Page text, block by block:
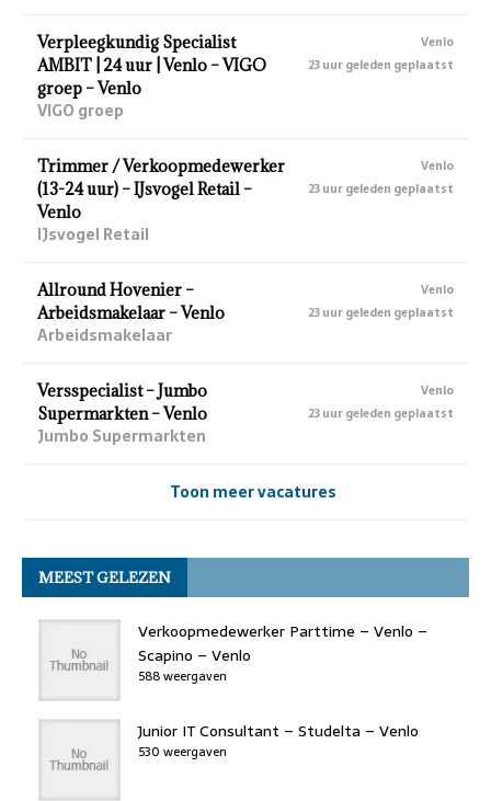
Verpleegkundig Specialist
AMBIT | 24 uur | Venlo – VIGO
groep – Venlo
VIGO groep
Venlo
23 uur geleden geplaatst
Trimmer / Verkoopmedewerker
(13-24 uur) – IJsvogel Retail –
Venlo
IJsvogel Retail
Venlo
23 uur geleden geplaatst
Allround Hovenier –
Arbeidsmakelaar – Venlo
Arbeidsmakelaar
Venlo
23 uur geleden geplaatst
Versspecialist – Jumbo
Supermarkten – Venlo
Jumbo Supermarkten
Venlo
23 uur geleden geplaatst
Toon meer vacatures
MEEST GELEZEN
Verkoopmedewerker Parttime – Venlo –
Scapino – Venlo
588 weergaven
Junior IT Consultant – Studelta – Venlo
530 weergaven